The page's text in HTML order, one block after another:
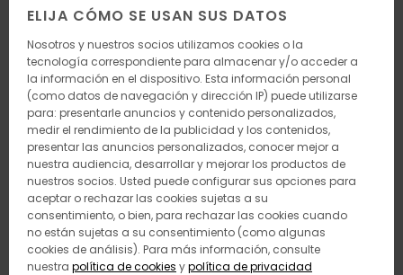
ELIJA CÓMO SE USAN SUS DATOS
Nosotros y nuestros socios utilizamos cookies o la
tecnología correspondiente para almacenar y/o acceder a
la información en el dispositivo. Esta información personal
(como datos de navegación y dirección IP) puede utilizarse
para: presentarle anuncios y contenido personalizados,
medir el rendimiento de la publicidad y los contenidos,
presentar las anuncios personalizados, conocer mejor a
nuestra audiencia, desarrollar y mejorar los productos de
nuestros socios. Usted puede configurar sus opciones para
aceptar o rechazar las cookies sujetas a su
consentimiento, o bien, para rechazar las cookies cuando
no están sujetas a su consentimiento (como algunas
cookies de análisis). Para más información, consulte
nuestra política de cookies ypolítica de privacidad